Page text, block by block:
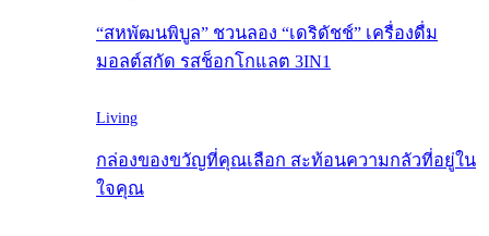
“สหพัฒนพิบูล” ชวนลอง “เดริดัชช์” เครื่องดื่ม
มอลต์สกัด รสช็อกโกแลต 3IN1
Living
กล่องของขวัญที่คุณเลือก สะท้อนความกลัวที่อยู่ใน
ใจคุณ